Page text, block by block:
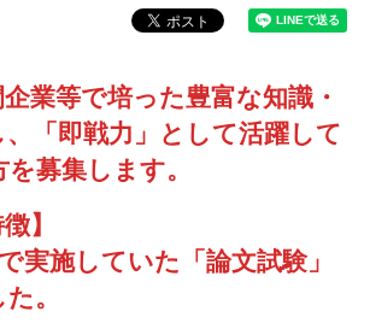
業等で培った豊富な知識・
「即戦力」として活躍して
募集します。
】
実施していた「論文試験」
。